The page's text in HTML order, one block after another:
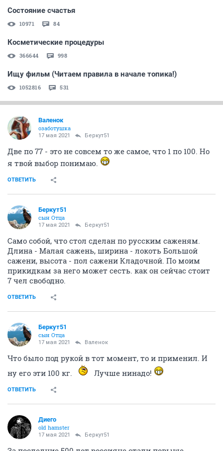
Состояние счастья
10971 84
Косметические процедуры
366644 998
Ищу фильм (Читаем правила в начале топика!)
1052816 531
Валенок
озаботушка
17 мая 2021 Беркут51
Две по 77 - это не совсем то же самое, что 1 по 100. Но
я твой выбор понимаю.
ОТВЕТИТЬ
Беркут51
сын Отца
17 мая 2021 Беркут51
Само собой, что стол сделан по русским саженям.
Длина - Малая сажень, ширина - локоть Большой
сажени, высота - пол сажени Кладочной. По моим
прикидкам за него может сесть. как он сейчас стоит
7 чел свободно.
ОТВЕТИТЬ
Беркут51
сын Отца
17 мая 2021 Валенок
Что было под рукой в тот момент, то и применил. И
ну его эти 100 кг.
Лучше нинадо!
ОТВЕТИТЬ
Диего
old hamster
17 мая 2021 Беркут51